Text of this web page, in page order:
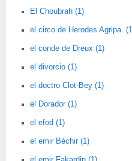
El Choubrah (1)
el circo de Herodes Agripa.
el conde de Dreux (1)
el divorcio (1)
el doctro Clot-Bey (1)
el Dorador (1)
el efod (1)
el emir Béchir (1)